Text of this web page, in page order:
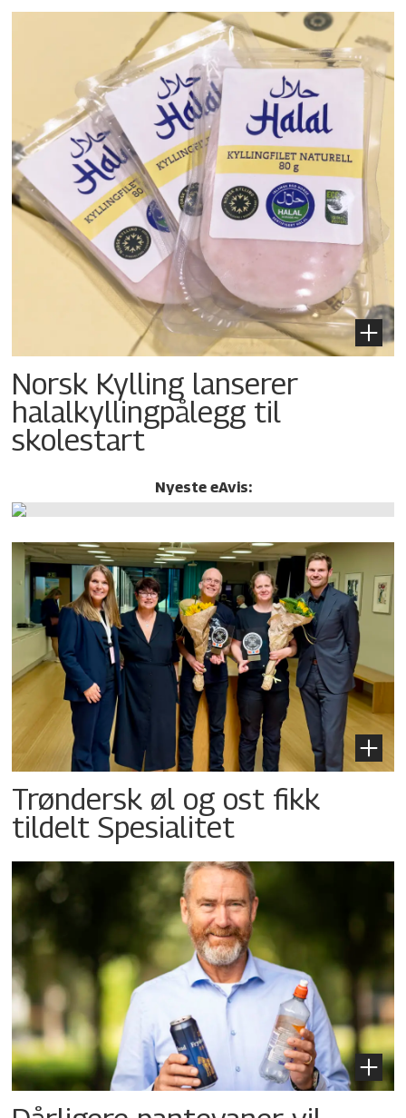
Norsk Kylling lanserer
halalkylling­pålegg til
skolestart
Nyeste eAvis:
Trøndersk øl og ost fikk
tildelt Spesialitet